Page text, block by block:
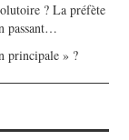
? La préfète
passant…
principale » ?